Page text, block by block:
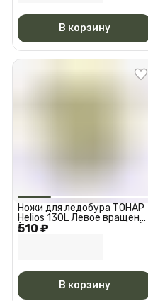
В корзину
510 ₽
Ножи для ледобура ТОНАР
Helios 130L Левое вращение
(против часовой стрелки)
В корзину